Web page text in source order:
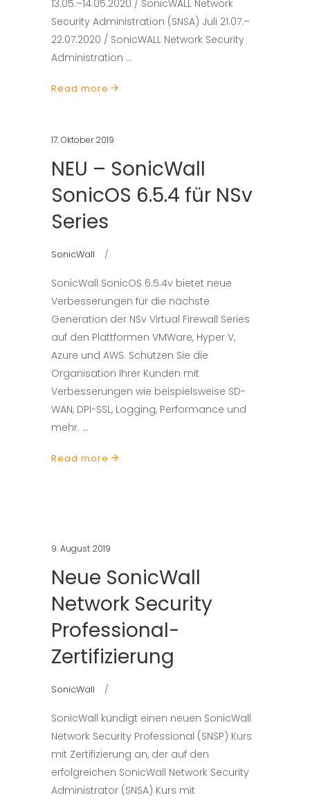
13.05.–14.05.2020 / SonicWALL Network
Security Administration (SNSA) Juli 21.07.–
22.07.2020 / SonicWALL Network Security
Administration
Read more
17. Oktober 2019
NEU – SonicWall
SonicOS 6.5.4 für NSv
Series
SonicWall
SonicWall SonicOS 6.5.4v bietet neue
Verbesserungen für die nächste
Generation der NSv Virtual Firewall Series
auf den Plattformen VMWare, Hyper V,
Azure und AWS. Schützen Sie die
Organisation Ihrer Kunden mit
Verbesserungen wie beispielsweise SD-
WAN, DPI-SSL, Logging, Performance und
mehr.
Read more
9. August 2019
Neue SonicWall
Network Security
Professional-
Zertifizierung
SonicWall
SonicWall kündigt einen neuen SonicWall
Network Security Professional (SNSP) Kurs
mit Zertifizierung an, der auf den
erfolgreichen SonicWall Network Security
Administrator (SNSA) Kurs mit